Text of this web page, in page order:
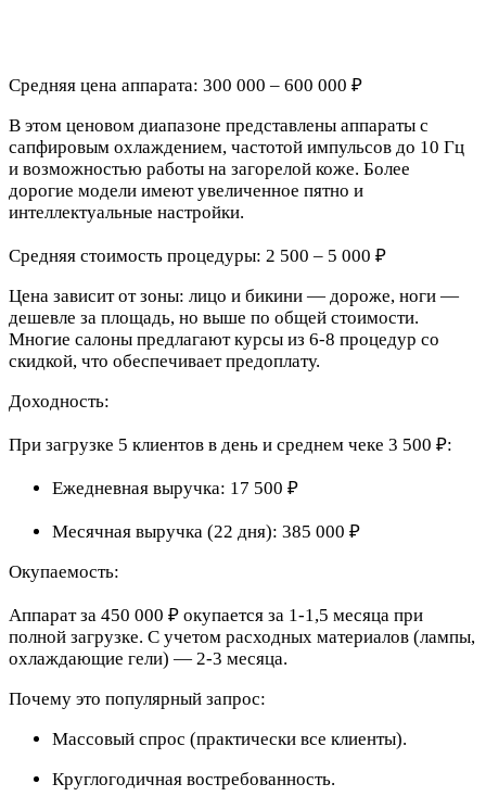
Средняя цена аппарата: 300 000 – 600 000 ₽
В этом ценовом диапазоне представлены аппараты с
сапфировым охлаждением, частотой импульсов до 10 Гц
и возможностью работы на загорелой коже. Более
дорогие модели имеют увеличенное пятно и
интеллектуальные настройки.
Средняя стоимость процедуры: 2 500 – 5 000 ₽
Цена зависит от зоны: лицо и бикини — дороже, ноги —
дешевле за площадь, но выше по общей стоимости.
Многие салоны предлагают курсы из 6-8 процедур со
скидкой, что обеспечивает предоплату.
Доходность:
При загрузке 5 клиентов в день и среднем чеке 3 500 ₽:
Ежедневная выручка: 17 500 ₽
Месячная выручка (22 дня): 385 000 ₽
Окупаемость:
Аппарат за 450 000 ₽ окупается за 1-1,5 месяца при
полной загрузке. С учетом расходных материалов (лампы,
охлаждающие гели) — 2-3 месяца.
Почему это популярный запрос:
Массовый спрос (практически все клиенты).
Круглогодичная востребованность.